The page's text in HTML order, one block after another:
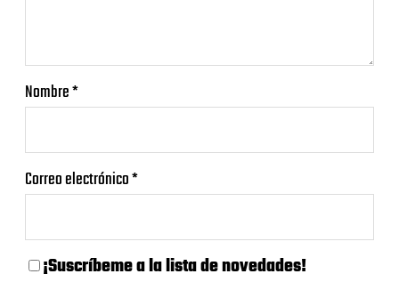
Nombre*
Correo electrónico*
¡Suscríbeme a la lista de novedades!